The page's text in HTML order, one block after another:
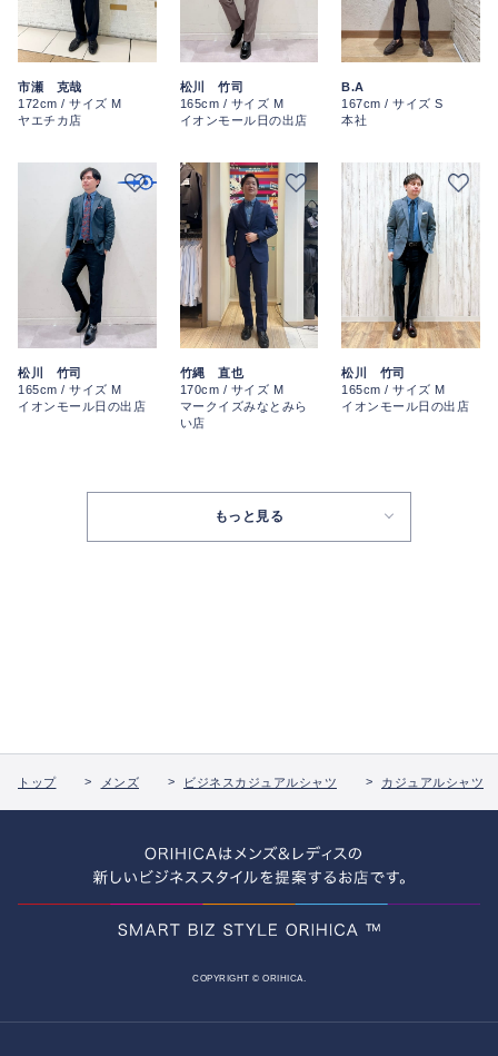
市瀬 克哉
172cm / サイズ M
ヤエチカ店
松川 竹司
165cm / サイズ M
イオンモール日の出店
B.A
167cm / サイズ S
本社
松川 竹司
165cm / サイズ M
イオンモール日の出店
竹縄 直也
170cm / サイズ M
マークイズみなとみら
い店
松川 竹司
165cm / サイズ M
イオンモール日の出店
もっと見る
トップ メンズ ビジネスカジュアルシャツ カジュアルシャツ
COPYRIGHT © ORIHICA.